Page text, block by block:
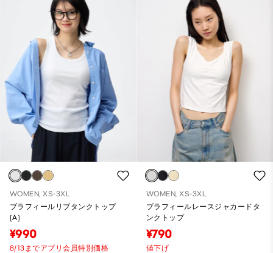
WOMEN, XS-3XL
ブラフィールリブタンクトップ
(A)
¥990
8/13までアプリ会員特別価格
WOMEN, XS-3XL
ブラフィールレースジャカードタ
ンクトップ
¥790
値下げ